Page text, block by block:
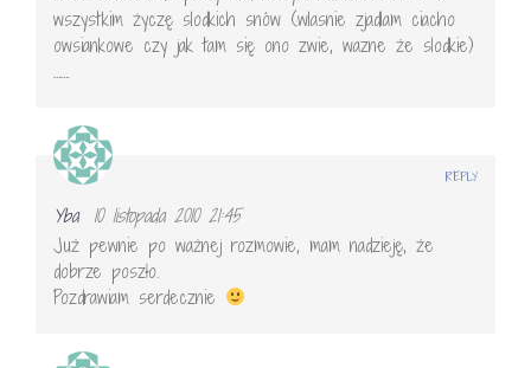
wszystkim życzę slodkich snów (wlasnie zjadlam ciacho
owsiankowe czy jak tam się ono zwie, wazne że slodkie)
…….
Yba
10 listopada 2010 21:45
Już pewnie po ważnej rozmowie, mam nadzieję, że
dobrze poszło.
Pozdrawiam serdecznie
REPLY